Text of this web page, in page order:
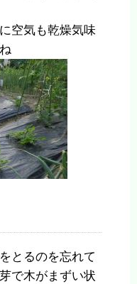
空気も乾燥気味
とるのを忘れて
で木がまずい状